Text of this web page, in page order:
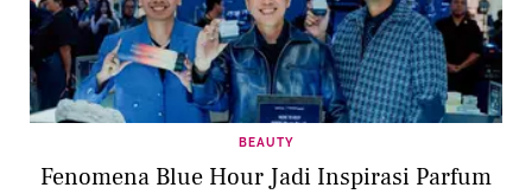
BEAUTY
Fenomena Blue Hour Jadi Inspirasi Parfum